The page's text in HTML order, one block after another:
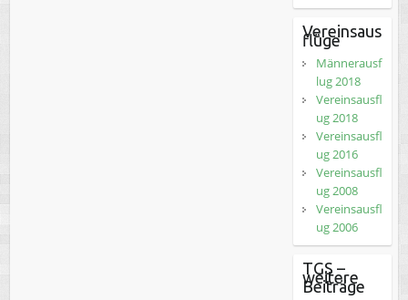
Vereinsaus
flüge
Männerausf
lug 2018
Vereinsausfl
ug 2018
Vereinsausfl
ug 2016
Vereinsausfl
ug 2008
Vereinsausfl
ug 2006
TGS –
weitere
Beiträge